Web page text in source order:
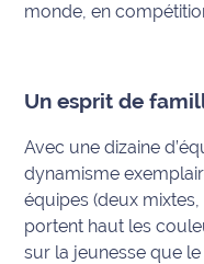
National
International
monde, en
Un esprit de
Avec une dizaine
dynamisme
équipes (deux
portent haut les
sur la jeunesse que